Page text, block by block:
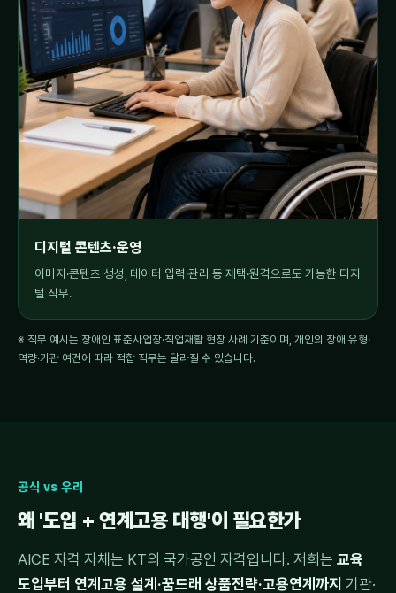
디지털 콘텐츠·운영
이미지·콘텐츠 생성, 데이터 입력·관리 등 재택·원격으로도 가능한 디지
털 직무.
※ 직무 예시는 장애인 표준사업장·직업재활 현장 사례 기준이며, 개인의 장애 유형·
역량·기관 여건에 따라 적합 직무는 달라질 수 있습니다.
공식 vs 우리
왜 '도입 + 연계고용 대행'이 필요한가
AICE 자격 자체는 KT의 국가공인 자격입니다. 저희는 교육
도입부터 연계고용 설계·꿈드래 상품전략·고용연계까지 기관·